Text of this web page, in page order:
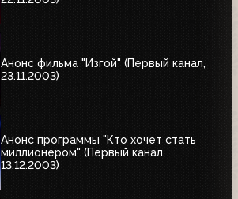
Анонс фильма "Изгой" (Первый канал,
23.11.2003)
Анонс программы "Кто хочет стать
миллионером" (Первый канал,
13.12.2003)